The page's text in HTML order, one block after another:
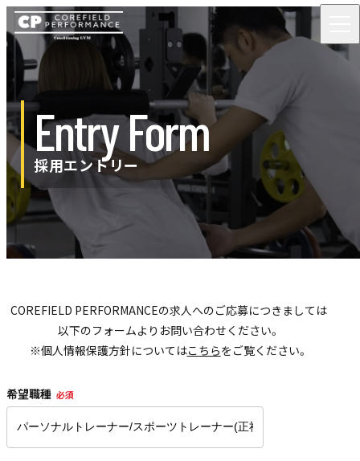
Entry Form
採用エントリー
COREFIELD PERFORMANCEの求人へのご応募につきましては
以下のフォームよりお問い合わせください。
※個人情報保護方針についてはこちらをご覧ください。
希望職種 必須